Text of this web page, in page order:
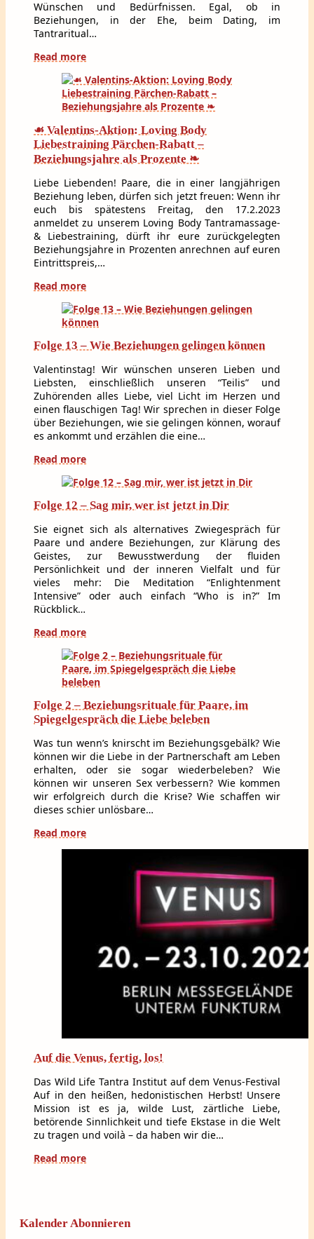
Wünschen und Bedürfnissen. Egal, ob in
Beziehungen, in der Ehe, beim Dating, im
Tantraritual…
Read more
☙ Valentins-Aktion: Loving Body
Liebestraining Pärchen-Rabatt –
Beziehungsjahre als Prozente ❧
Liebe Liebenden! Paare, die in einer langjährigen
Beziehung leben, dürfen sich jetzt freuen: Wenn ihr
euch bis spätestens Freitag, den 17.2.2023
anmeldet zu unserem Loving Body Tantramassage-
& Liebestraining, dürft ihr eure zurückgelegten
Beziehungsjahre in Prozenten anrechnen auf euren
Eintrittspreis,…
Read more
Folge 13 – Wie Beziehungen gelingen können
Valentinstag! Wir wünschen unseren Lieben und
Liebsten, einschließlich unseren “Teilis” und
Zuhörenden alles Liebe, viel Licht im Herzen und
einen flauschigen Tag! Wir sprechen in dieser Folge
über Beziehungen, wie sie gelingen können, worauf
es ankommt und erzählen die eine…
Read more
Folge 12 – Sag mir, wer ist jetzt in Dir
Sie eignet sich als alternatives Zwiegespräch für
Paare und andere Beziehungen, zur Klärung des
Geistes, zur Bewusstwerdung der fluiden
Persönlichkeit und der inneren Vielfalt und für
vieles mehr: Die Meditation “Enlightenment
Intensive” oder auch einfach “Who is in?” Im
Rückblick…
Read more
Folge 2 – Beziehungsrituale für Paare, im
Spiegelgespräch die Liebe beleben
Was tun wenn’s knirscht im Beziehungsgebälk? Wie
können wir die Liebe in der Partnerschaft am Leben
erhalten, oder sie sogar wiederbeleben? Wie
können wir unseren Sex verbessern? Wie kommen
wir erfolgreich durch die Krise? Wie schaffen wir
dieses schier unlösbare…
Read more
Auf die Venus, fertig, los!
Das Wild Life Tantra Institut auf dem Venus-Festival
Auf in den heißen, hedonistischen Herbst! Unsere
Mission ist es ja, wilde Lust, zärtliche Liebe,
betörende Sinnlichkeit und tiefe Ekstase in die Welt
zu tragen und voilà – da haben wir die…
Read more
Kalender Abonnieren